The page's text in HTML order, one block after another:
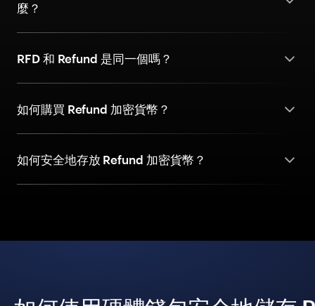
麼？
RFD 和 Refund 是同一個嗎？
如何購買 Refund 加密貨幣？
如何安全地存放 Refund 加密貨幣？